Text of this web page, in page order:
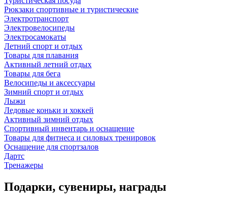
Рюкзаки спортивные и туристические
Электротранспорт
Электровелосипеды
Электросамокаты
Летний спорт и отдых
Товары для плавания
Активный летний отдых
Товары для бега
Велосипеды и аксессуары
Зимний спорт и отдых
Лыжи
Ледовые коньки и хоккей
Активный зимний отдых
Спортивный инвентарь и оснащение
Товары для фитнеса и силовых тренировок
Оснащение для спортзалов
Дартс
Тренажеры
Подарки, сувениры, награды